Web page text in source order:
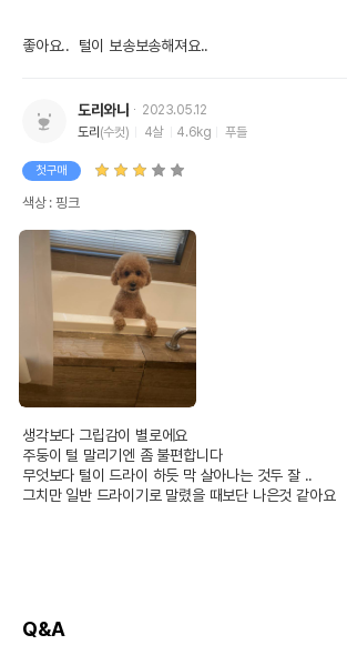
좋아요..  털이 보송보송해져요..
도리와나
2023.05.12
도리 (수컷) 4살 4.6kg 푸들
첫구매
색상 : 핑크
생각보다 그립감이 별로에요
주둥이 털 말리기엔 좀 불편합니다
무엇보다 털이 드라이 하듯 막 살아나는 것두 잘 ..
그치만 일반 드라이기로 말렸을 때보단 나은것 같아요
Q&A